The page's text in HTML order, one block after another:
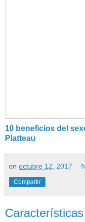
10 beneficios del
Platteau
en octubre 12, 2017
Compartir